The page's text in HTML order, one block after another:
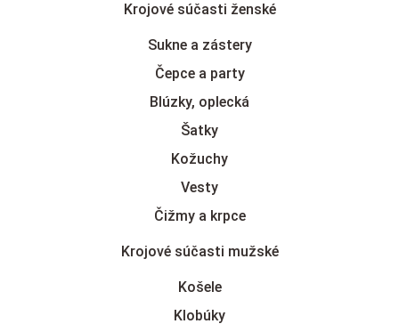
Krojové súčasti ženské
Sukne a zástery
Čepce a party
Blúzky, oplecká
Šatky
Kožuchy
Vesty
Čižmy a krpce
Krojové súčasti mužské
Košele
Klobúky